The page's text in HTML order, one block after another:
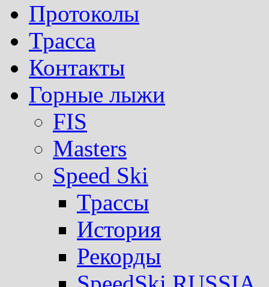
Протоколы
Трасса
Контакты
Горные лыжи
FIS
Masters
Speed Ski
Трассы
История
Рекорды